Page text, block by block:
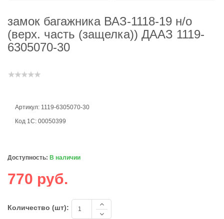
замок багажника ВАЗ-1118-19 н/о
(верх. часть (защелка)) ДААЗ 1119-
6305070-30
Артикул: 1119-6305070-30
Код 1С: 00050399
Доступность: В наличии
770 руб.
Количество (шт):